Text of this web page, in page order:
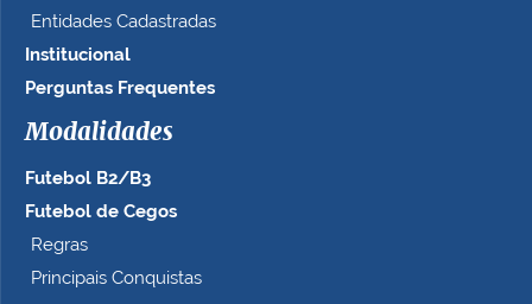
Entidades Cadastradas
Institucional
Perguntas Frequentes
Modalidades
Futebol B2/B3
Futebol de Cegos
Regras
Principais Conquistas